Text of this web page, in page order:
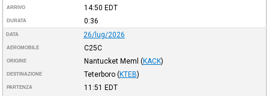
ARRIVO 14:50 EDT
DURATA 0:36
DATA 26/lug/2026
AEROMOBILE C25C
ORIGINE Nantucket Meml (KACK)
DESTINAZIONE Teterboro (KTEB)
PARTENZA 11:51 EDT